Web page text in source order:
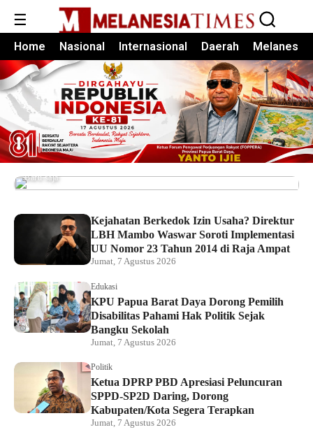
☰
Home Nasional Internasional Daerah Melanesia
Pemkot Sorong Salurkan Alsintan kepada
Kelompok Tani, Dorong Produktivitas dan
Ketahanan Pangan
Baru saja
Kejahatan Berkedok Izin Usaha? Direktur
LBH Mambo Waswar Soroti Implementasi
UU Nomor 23 Tahun 2014 di Raja Ampat
Jumat, 7 Agustus 2026
Edukasi
KPU Papua Barat Daya Dorong Pemilih
Disabilitas Pahami Hak Politik Sejak
Bangku Sekolah
Jumat, 7 Agustus 2026
Politik
Ketua DPRP PBD Apresiasi Peluncuran
SPPD-SP2D Daring, Dorong
Kabupaten/Kota Segera Terapkan
Jumat, 7 Agustus 2026